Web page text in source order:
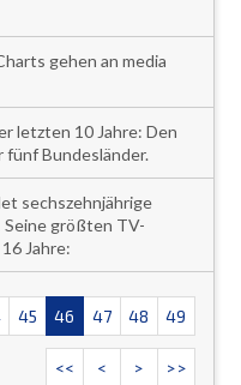
gehen an media
letzten 10 Jahre: Den
Bundesländer.
sechszehnjährige
größten TV-
Jahre:
45 46 47 48 49
<< < > >>